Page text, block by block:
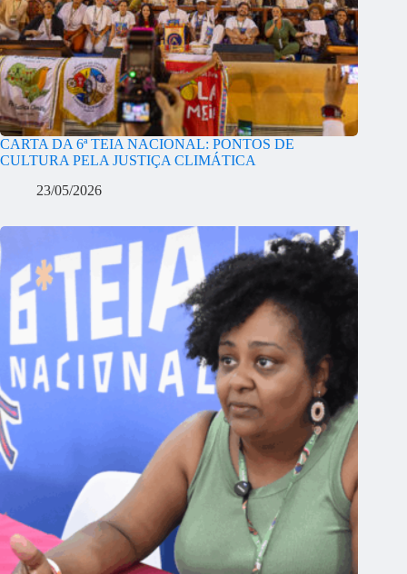
CARTA DA 6ª TEIA NACIONAL: PONTOS DE
CULTURA PELA JUSTIÇA CLIMÁTICA
23/05/2026